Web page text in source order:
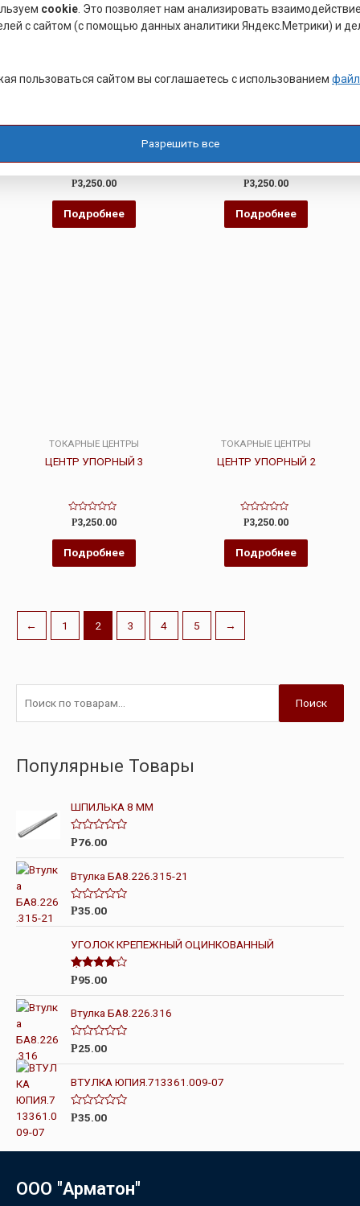
ЦЕНТР СТАНОЧНЫЙ
Оценка
0
из
Р3,250.00
Подробнее
ЦЕНТР УПОРНЫЙ 6
Оценка
0
из
Р3,250.00
Подробнее
ТОКАРНЫЕ ЦЕНТРЫ
ЦЕНТР УПОРНЫЙ 3
Оценка
0
из
Р3,250.00
Подробнее
ТОКАРНЫЕ ЦЕНТРЫ
ЦЕНТР УПОРНЫЙ 2
Оценка
0
из
Р3,250.00
Подробнее
← 1 2 3 4 5 →
Поиск
Популярные Товары
ШПИЛЬКА 8 ММ
О
е
н
к
а
и
з
Р76.00
Втулка БА8.226.315-21
О
е
н
к
а
и
з
Р35.00
УГОЛОК КРЕПЕЖНЫЙ ОЦИНКОВАННЫЙ
Оценка
Р95.00
Втулка БА8.226.316
О
е
н
к
а
и
Р25.00
ВТУЛКА ЮПИЯ.713361.009-07
О
и
з
Р35.00
ООО "Арматон"
cookie . Это позволяет нам анализировать
с сайтом (с помощью данных аналитики Яндекс.Метрики) и
пользоваться сайтом вы соглашаетесь с использованием
Разрешить все